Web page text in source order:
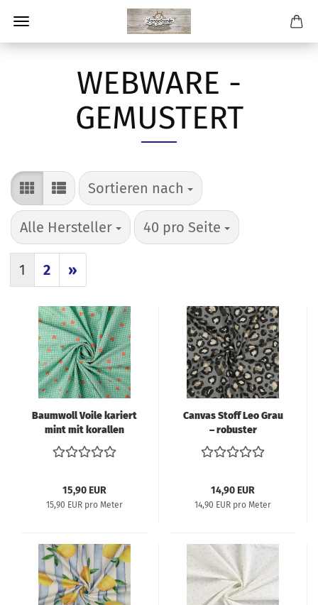
WEBWARE -
GEMUSTERT
Sortieren nach
Sortieren nach
Alle Hersteller
pro Seite 40 pro Seite
pro Seite
1 2 »
Baumwoll Voile kariert
mint mit korallen
Herzen – leichter
Sommerstoff Little
15,90 EUR
15,90 EUR pro Meter
Canvas Stoff Leo Grau
– robuster
Baumwollstoff im
modernen
Taschen & Deko
14,90 EUR
14,90 EUR pro Meter